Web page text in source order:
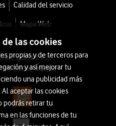
Calidad del servicio
Mapa Web
España S.A.U.
28042 Madrid
de las cookies
propias y de terceros para
y así mejorar tu
una publicidad más
aceptar las cookies
podrás retirar tu
en las funciones de tu